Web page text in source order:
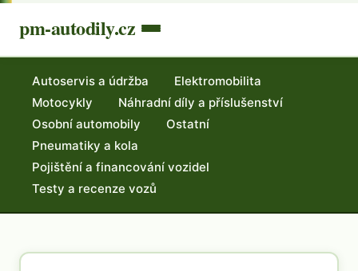
pm-autodily.cz
Autoservis a údržba
Elektromobilita
Motocykly
Náhradní díly a příslušenství
Osobní automobily
Ostatní
Pneumatiky a kola
Pojištění a financování vozidel
Testy a recenze vozů